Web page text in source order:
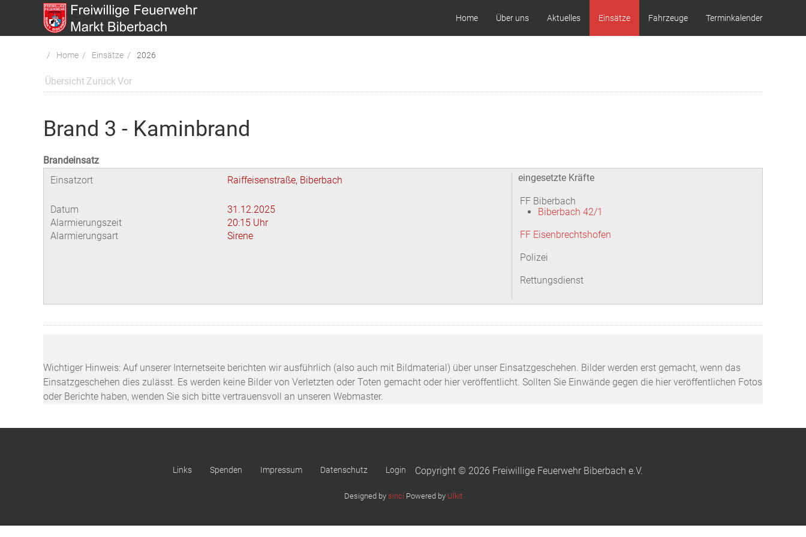
Home Über uns Aktuelles Einsätze Fahrzeuge Terminkalender
Home Einsätze 2026
Übersicht ZurückVor
Brand 3 - Kaminbrand
Brandeinsatz
Einsatzort
Raiffeisenstraße, Biberbach
Datum
31.12.2025
Alarmierungszeit
20:15 Uhr
Alarmierungsart
Sirene
eingesetzte Kräfte
FF Biberbach
Biberbach 42/1
FF Eisenbrechtshofen
Polizei
Rettungsdienst
Wichtiger Hinweis: Auf unserer Internetseite berichten wir ausführlich (also auch mit Bildmaterial) über unser Einsatzgeschehen. Bilder werden erst gemacht, wenn das
Einsatzgeschehen dies zulässt. Es werden keine Bilder von Verletzten oder Toten gemacht oder hier veröffentlicht. Sollten Sie Einwände gegen die hier veröffentlichen Fotos
oder Berichte haben, wenden Sie sich bitte vertrauensvoll an unseren Webmaster.
Links Spenden Impressum Datenschutz Login Copyright © 2026 Freiwillige Feuerwehr Biberbach e.V.
Designed by sinci Powered by Ulkit